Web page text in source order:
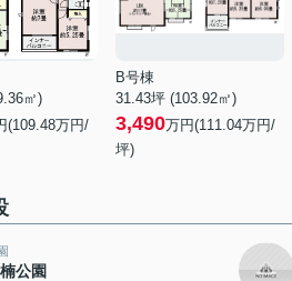
㎡)
(109.48万円/
B号棟
31.43坪 (103.92㎡)
3,490万円(111.04万円/
坪)
公園